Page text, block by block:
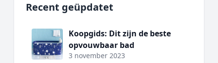
Recent geüpdatet
Koopgids: Dit zijn de beste
opvouwbaar bad
3 november 2023